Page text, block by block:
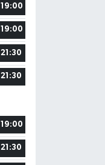
19:00
19:00
21:30
21:30
19:00
21:30